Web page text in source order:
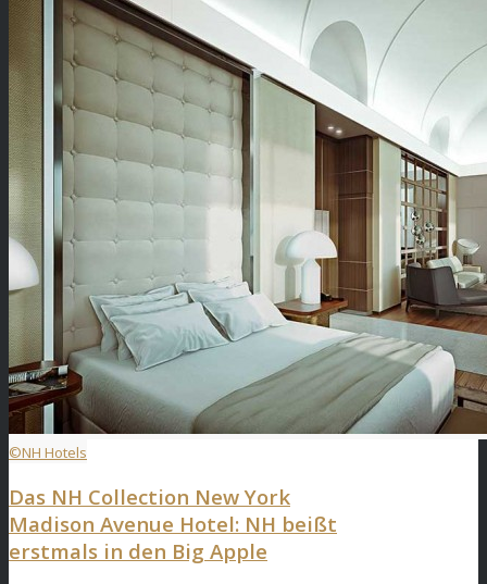
©NH Hotels
Das NH Collection New York
Madison Avenue Hotel: NH beißt
erstmals in den Big Apple